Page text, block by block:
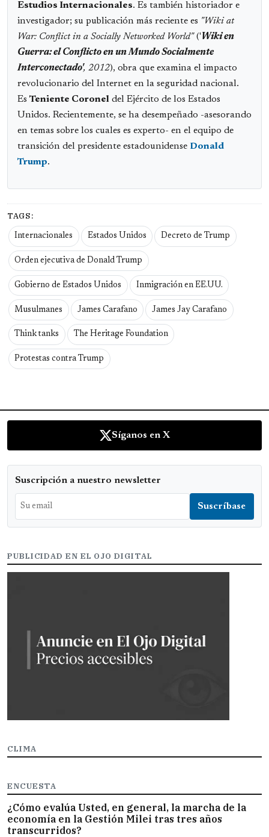
Estudios Internacionales. Es también historiador e
investigador; su publicación más reciente es "Wiki at
War: Conflict in a Socially Networked World"('Wiki en
Guerra: el Conflicto en un Mundo Socialmente
Interconectado', 2012), obra que examina el impacto
revolucionario del Internet en la seguridad nacional.
Es Teniente Coronel del Ejército de los Estados
Unidos. Recientemente, se ha desempeñado -asesorando
en temas sobre los cuales es experto- en el equipo de
transición del presidente estadounidense Donald
Trump.
TAGS:
Internacionales Estados Unidos Decreto de Trump
Orden ejecutiva de Donald Trump
Gobierno de Estados Unidos Inmigración en EE.UU.
Musulmanes James Carafano James Jay Carafano
Think tanks The Heritage Foundation
Protestas contra Trump
Síganos en X
Suscripción a nuestro newsletter
PUBLICIDAD EN EL OJO DIGITAL
CLIMA
ENCUESTA
¿Cómo evalúa Usted, en general, la marcha de la
economía en la Gestión Milei tras tres años
transcurridos?